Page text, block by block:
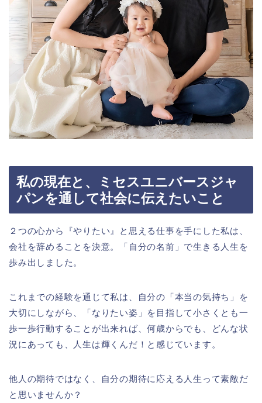
私の現在と、ミセスユニバースジャ
パンを通して社会に伝えたいこと
２つの心から『やりたい』と思える仕事を手にした私は、
会社を辞めることを決意。「自分の名前」で生きる人生を
歩み出しました。
これまでの経験を通じて私は、自分の「本当の気持ち」を
大切にしながら、「なりたい姿」を目指して小さくとも一
歩一歩行動することが出来れば、何歳からでも、どんな状
況にあっても、人生は輝くんだ！と感じています。
他人の期待ではなく、自分の期待に応える人生って素敵だ
と思いませんか？